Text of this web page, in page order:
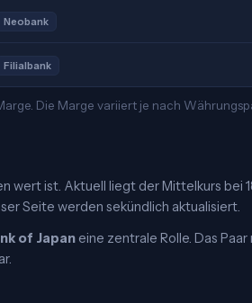
Neobank
Filialbank
Die Marge variiert je nach
wert ist. Aktuell liegt der Mittelkurs bei
Seite werden sekündlich aktualisiert.
of Japan eine zentrale Rolle. Das